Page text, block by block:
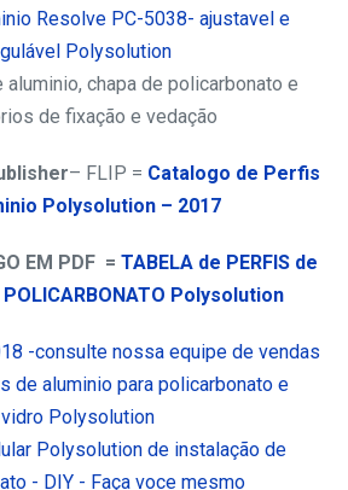
aluminio, chapa de policarbonato e
de fixação e vedação
– FLIP = Catalogo de Perfis
Polysolution – 2017
EM PDF = TABELA de PERFIS de
Polysolution
-consulte nossa equipe de vendas